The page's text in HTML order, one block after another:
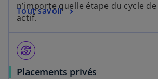
n’importe quelle étape du cycle de
actif.
Tout savoir
currency_exchange
Placements privés